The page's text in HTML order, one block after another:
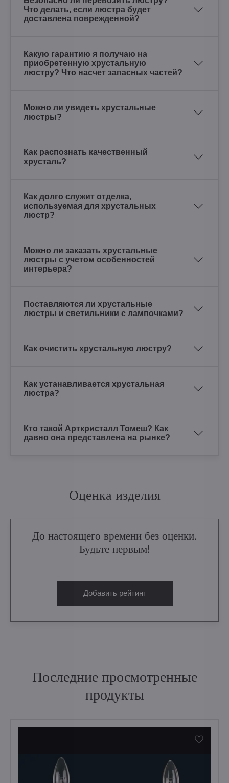
Что делать, если люстра будет
доставлена поврежденной?
Какую гарантию я получаю на
приобретенную хрустальную
люстру? Что насчет запасных частей?
Можно ли увидеть хрустальные
люстры?
Как распознать качественный
хрусталь?
Как долго служит отделка,
используемая для хрустальных
люстр?
Можно ли заказать хрустальные
люстры с учетом особенностей
интерьера?
Поставляются ли хрустальные
люстры и светильники с лампочками?
Как очистить хрустальную люстру?
Как устанавливается хрустальная
люстра?
Кто такой Арткристалл Томеш? Как
давно она представлена на рынке?
Оценка изделия
До настоящего времени без оценки.
Будьте первым!
Добавить рейтинг
Последние просмотренные
продукты